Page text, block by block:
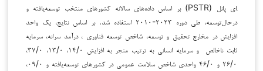
ای پانل (PSTR) بر اساس داده‌های سالانه کشورهای منتخب توسعه‌یافته و
درحال‌توسعه، طی دوره ۲۰۲۳-۲۰۱۰ استفاده شد. بر اساس نتایج، یک واحد
افزایش در مخارج تحقیق و توسعه، شاخص توسعه فناوری ، درآمد سرانه، سرمایه
ثابت ناخالص و سرمایه انسانی به ترتیب منجر به افزایش ۱۴/۰، ۱۳/۰، ۳۷/۰،
۲۶/۰ و ۴۶/۰ واحدی شاخص سلامت عمومی در کشورهای توسعه‌یافته و ۰۹/۰،